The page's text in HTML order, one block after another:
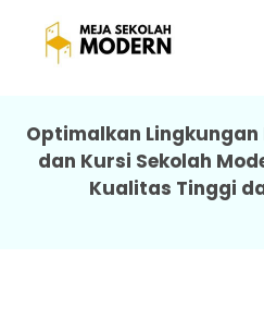
Meja Sekolah Murah
Awet Dipasang
Optimalkan
dan Kursi Sekolah
Kualitas Tinggi